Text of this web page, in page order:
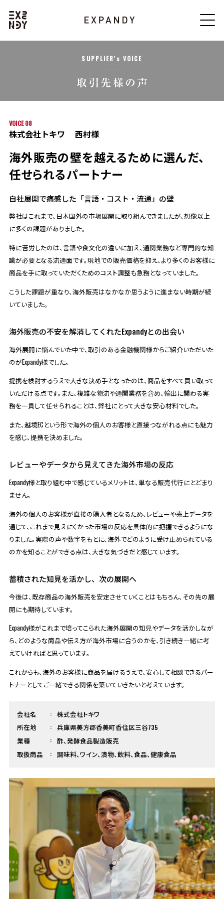
SUPPLIER's VOICE
VOICE 08
株式会社トキワ 西村様
海外販売の壁を越えるために選んだ、
任せられるパートナー
自社展開で痛感した「言語・コスト・流通」の壁
弊社はこれまで、日本国外の市場展開に取り組んできましたが、想像以上
に多くの課題がありました。
特に苦労したのは、言語や食文化の違いに加え、通関業務など専門的な知
識が必要となる流通面です。現地での販売価格を抑え、より多くのお客様に
商品を手に取っていただくためのコスト調整も急務となっていました。
こうした課題が重なり、海外販売はなかなか思うように進まない時期が続
いていました。
海外販売の不安を解消してくれたExpandyとの出会い
海外展開に悩んでいた中で、取引のある金融機関様からご紹介いただいた
のがExpandy様でした。
提携を検討するうえで大きな決め手となったのは、商品をすべて買い取って
いただける点です。また、複雑な物流や通関業務を含め、輸出に関わる実
務を一貫して任せられることは、弊社にとって大きな安心材料でした。
また、越境ECという形で海外の個人のお客様と直接つながれる点にも魅力
を感じ、提携を決めました。
レビューやデータから見えてきた海外市場の反応
Expandy様と取り組む中で感じているメリットは、単なる販売代行にとどまり
ません。
海外の個人のお客様が直接の購入者となるため、レビューや売上データを
通じて、これまで見えにくかった市場の反応を具体的に把握できるようにな
りました。実際の声や数字をもとに、海外でどのように受け止められている
のかを知ることができる点は、大きな気づきだと感じています。
蓄積された知見を活かし、次の展開へ
今後は、既存商品の海外販売を安定させていくことはもちろん、その先の展
開にも期待しています。
Expandy様がこれまで培ってこられた海外展開の知見やデータを活かしなが
ら、どのような商品や伝え方が海外市場に合うのかを、引き続き一緒に考
えていければと思っています。
これからも、海外のお客様に商品を届けるうえで、安心して相談できるパー
トナーとしてご一緒できる関係を築いていきたいと考えています。
会社名
株式会社トキワ
所在地
兵庫県美方郡香美町香住区三谷735
業種
酢、発酵食品製造販売
取扱商品
調味料、ワイン、漬物、飲料、食品、健康食品